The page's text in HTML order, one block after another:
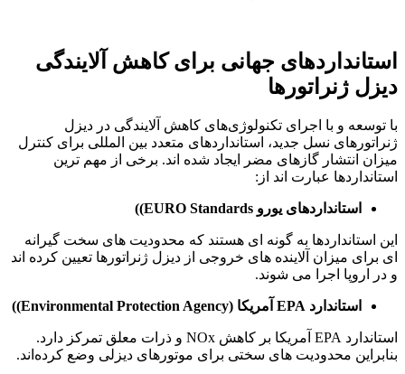
استانداردهای جهانی برای کاهش آلایندگی
دیزل ژنراتورها
با توسعه و با اجرای تکنولوژی‌های کاهش آلایندگی در دیزل
ژنراتورهای نسل جدید، استانداردهای متعدد بین ‌المللی برای کنترل
میزان انتشار گازهای مضر ایجاد شده ‌اند. برخی از مهم‌ ترین
استانداردها عبارت ‌اند از:
استانداردهای یورو EURO Standards))
این استانداردها به گونه ای هستند که محدودیت ‌های سخت ‌گیرانه‌
ای برای میزان آلاینده‌ های خروجی از دیزل ژنراتورها تعیین کرده ‌اند
و در اروپا اجرا می شوند.
استاندارد EPA آمریکا (Environmental Protection Agency))
استاندارد EPA آمریکا بر کاهش NOx و ذرات معلق تمرکز دارد.
بنابراین محدودیت ‌های سختی برای موتورهای دیزلی وضع کرده‌اند.